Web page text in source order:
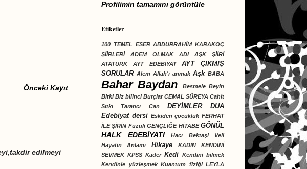
Önceki Kayıt
edilmeyi
Profilimin tamamını görüntüle
Etiketler
100 TEMEL ESER ABDURRAHİM KARAKOÇ
ŞİİRLERİ
ADEM OLMAK
ADI AŞK ŞİİRİ
ATATÜRK
AYT EDEBİYAT
AYT ÇIKMIŞ
SORULAR Alem Allah'ı anmak Aşk BABA
Bahar Baydan Besmele Beyin
Bitki Biz bilinci Burçlar CEMAL SÜREYA Cahit
Sıtkı Tarancı
Can DEYİMLER
DUA
Edebiyat dersi Eskiden çocukluk FERHAT
İLE ŞİRİN Fuzuli GENÇLİĞE HİTABE GÖNÜL
HALK EDEBİYATI
Hacı Bektaşi Veli
Hayatin Anlamı
Hikaye KADIN
KENDİNİ
SEVMEK KPSS Kader Kedi Kendini bilmek
Kendinle yüzleşmek Kuantum fiziği LEYLA